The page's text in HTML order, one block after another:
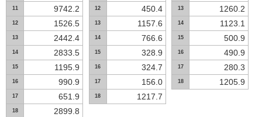
11 9742.2
12 1526.5
13 2442.4
14 2833.5
15 1195.9
16 990.9
17 651.9
18 2899.8
12 450.4
13 1157.6
14 766.6
15 328.9
16 324.7
17 156.0
18 1217.7
13 1260.2
14 1123.1
15 500.9
16 490.9
17 280.3
18 1205.9